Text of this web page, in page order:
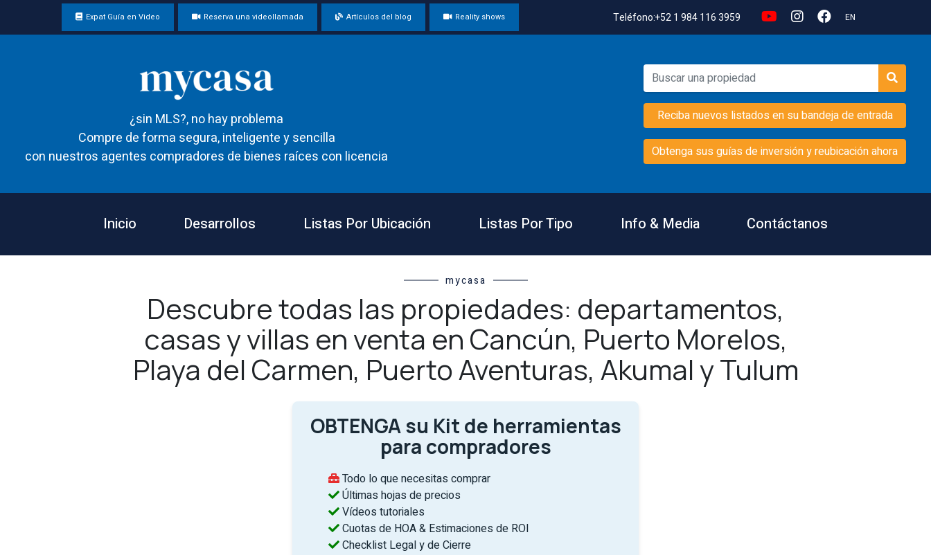
Expat Guía en Video Reserva una videollamada Artículos del blog Reality shows Teléfono:+52 1 984 116 3959 EN
¿sin MLS?, no hay problema
Compre de forma segura, inteligente y sencilla
con nuestros agentes compradores de bienes raíces con licencia
Reciba nuevos listados en su bandeja de entrada
Obtenga sus guías de inversión y reubicación ahora
Inicio Desarrollos Listas Por Ubicación Listas Por Tipo Info & Media Contáctanos
mycasa
Descubre todas las propiedades: departamentos,
casas y villas en venta en Cancún, Puerto Morelos,
Playa del Carmen, Puerto Aventuras, Akumal y Tulum
OBTENGA su Kit de herramientas
para compradores
Todo lo que necesitas comprar
Últimas hojas de precios
Vídeos tutoriales
Cuotas de HOA & Estimaciones de ROI
Checklist Legal y de Cierre